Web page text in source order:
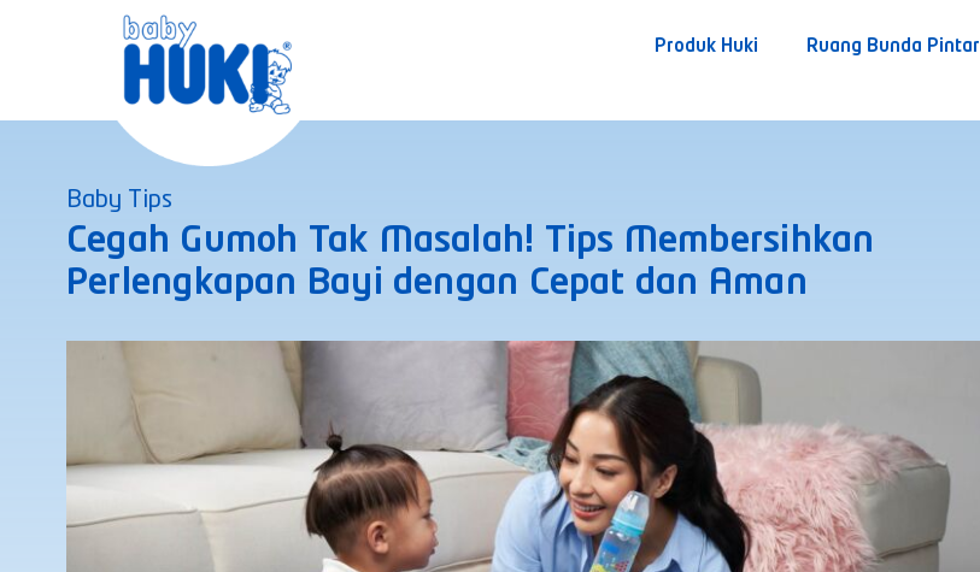
Produk Huki Ruang Bunda Pintar
Baby Tips
Cegah Gumoh Tak Masalah! Tips Membersihkan
Perlengkapan Bayi dengan Cepat dan Aman